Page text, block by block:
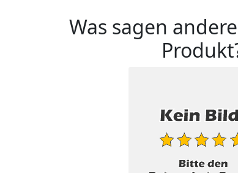
Was sagen